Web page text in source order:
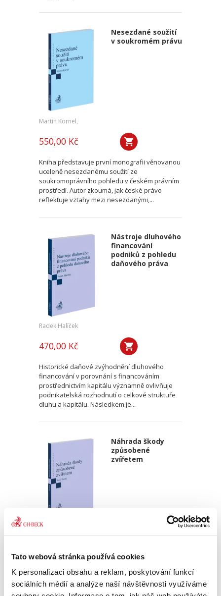
Tato webová stránka používá cookies
K personalizaci obsahu a reklam, poskytování funkcí
sociálních médií a analýze naší návštěvnosti využíváme
Nesezdané soužití
v soukromém právu
Martin Kornel,
550,00 Kč
Kniha představuje první monografii věnovanou
uceleně nesezdanému soužití ze
soukromoprávního pohledu v českém právním
prostředí. Autor zkoumá, jak české právo
reflektuje vztahy mezi nesezdanými,...
Nástroje dluhového
financování
podniků z pohledu
daňového práva
Radek Halíček
470,00 Kč
Historické daňové zvýhodnění dluhového
financování v porovnání s financováním
prostřednictvím kapitálu významně ovlivňuje
podnikatelská rozhodnutí o celkové struktuře
dluhu a kapitálu. Následkem je...
Náhrada škody
způsobené
zvířetem
390,00 Kč
Publikace pojednává o předpokladech vzniku
povinnosti nahradit újmu způsobenou zvířetem
podle § 2933 až 2935 ObčZ. Nejde ale pouze o